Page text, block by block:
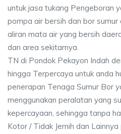
untuk jasa tukang Pengeboran
pompa air bersih dan bor
aliran mata air yang bersih
dan area sekitarnya.
TN di Pondok Pekayon Indah
hingga Terpercaya untuk anda
penerapan Tenaga Sumur Bor
menggunakan peralatan yang
kepercayaan, sehingga tanpa
Kotor / Tidak Jernih dan